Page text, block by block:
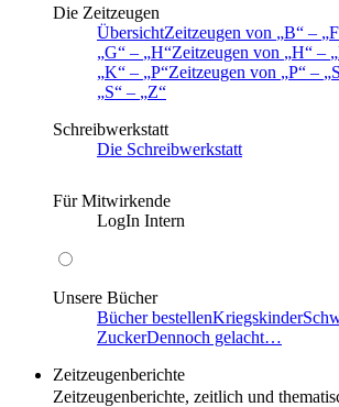
Die Zeitzeugen
ÜbersichtZeitzeugen von B – F
G
– H Zeitzeugen von H –
K
– P Zeitzeugen von P – S
S
–
Z
Schreibwerkstatt
Die Schreibwerkstatt
Für Mitwirkende
LogIn Intern
Unsere Bücher
Bücher bestellenKriegskinder
ZuckerDennoch gelacht…
Zeitzeugenberichte
Zeitzeugenberichte, zeitlich und